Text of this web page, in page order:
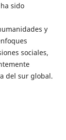
sido
y
sociales,
del sur global.